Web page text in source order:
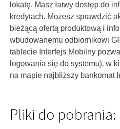
lokatę. Masz łatwy dostęp do
kredytach. Możesz sprawdzić
bieżącą ofertą produktową i
wbudowanemu odbiornikowi
tablecie Interfejs Mobilny
logowania się do systemu), w
na mapie najbliższy bankomat
Pliki do pobrania: